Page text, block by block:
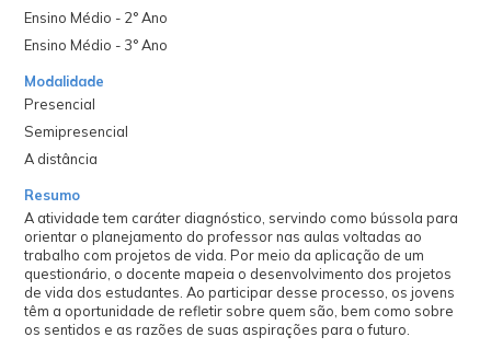
Ensino Médio - 2° Ano
Ensino Médio - 3° Ano
Modalidade
Presencial
Semipresencial
A distância
Resumo
A atividade tem caráter diagnóstico, servindo como bússola para
orientar o planejamento do professor nas aulas voltadas ao
trabalho com projetos de vida. Por meio da aplicação de um
questionário, o docente mapeia o desenvolvimento dos projetos
de vida dos estudantes. Ao participar desse processo, os jovens
têm a oportunidade de refletir sobre quem são, bem como sobre
os sentidos e as razões de suas aspirações para o futuro.